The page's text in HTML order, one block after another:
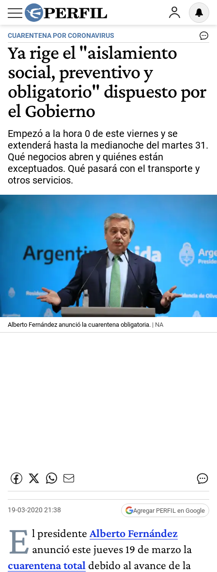
CUARENTENA POR CORONAVIRUS
Ya rige el "aislamiento
social, preventivo y
obligatorio" dispuesto por
el Gobierno
Empezó a la hora 0 de este viernes y se
extenderá hasta la medianoche del martes 31.
Qué negocios abren y quiénes están
exceptuados. Qué pasará con el transporte y
otros servicios.
Alberto Fernández anunció la cuarentena obligatoria. | NA
19-03-2020 21:38 Agregar PERFIL en Google
E l presidente Alberto Fernández
anunció este jueves 19 de marzo la
cuarentena total debido al avance de la